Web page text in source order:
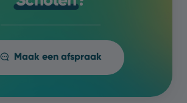
Maak een afspraak